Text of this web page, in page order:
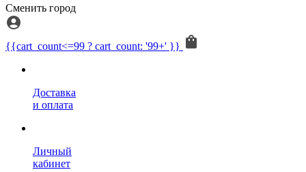
Сменить город
{{cart_count<=99 ? cart_count: '99+' }}
Доставка
и оплата
Личный
кабинет